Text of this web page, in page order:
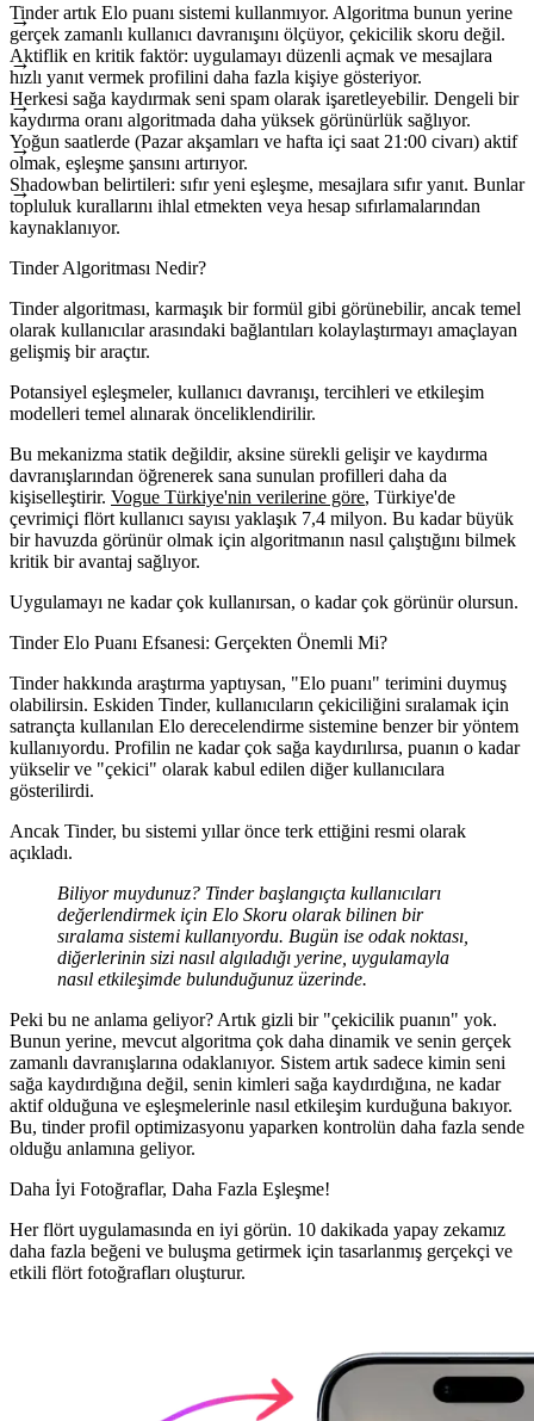
Tinder artık Elo puanı sistemi kullanmıyor. Algoritma bunun yerine
gerçek zamanlı kullanıcı davranışını ölçüyor, çekicilik skoru değil.
Aktiflik en kritik faktör: uygulamayı düzenli açmak ve mesajlara
hızlı yanıt vermek profilini daha fazla kişiye gösteriyor.
Herkesi sağa kaydırmak seni spam olarak işaretleyebilir. Dengeli bir
kaydırma oranı algoritmada daha yüksek görünürlük sağlıyor.
Yoğun saatlerde (Pazar akşamları ve hafta içi saat 21:00 civarı) aktif
olmak, eşleşme şansını artırıyor.
Shadowban belirtileri: sıfır yeni eşleşme, mesajlara sıfır yanıt. Bunlar
topluluk kurallarını ihlal etmekten veya hesap sıfırlamalarından
kaynaklanıyor.
Tinder Algoritması Nedir?
Tinder algoritması, karmaşık bir formül gibi görünebilir, ancak temel
olarak kullanıcılar arasındaki bağlantıları kolaylaştırmayı amaçlayan
gelişmiş bir araçtır.
Potansiyel eşleşmeler, kullanıcı davranışı, tercihleri ve etkileşim
modelleri temel alınarak önceliklendirilir.
Bu mekanizma statik değildir, aksine sürekli gelişir ve kaydırma
davranışlarından öğrenerek sana sunulan profilleri daha da
kişiselleştirir. Vogue Türkiye'nin verilerine göre, Türkiye'de
çevrimiçi flört kullanıcı sayısı yaklaşık 7,4 milyon. Bu kadar büyük
bir havuzda görünür olmak için algoritmanın nasıl çalıştığını bilmek
kritik bir avantaj sağlıyor.
Uygulamayı ne kadar çok kullanırsan, o kadar çok görünür olursun.
Tinder Elo Puanı Efsanesi: Gerçekten Önemli Mi?
Tinder hakkında araştırma yaptıysan, "Elo puanı" terimini duymuş
olabilirsin. Eskiden Tinder, kullanıcıların çekiciliğini sıralamak için
satrançta kullanılan Elo derecelendirme sistemine benzer bir yöntem
kullanıyordu. Profilin ne kadar çok sağa kaydırılırsa, puanın o kadar
yükselir ve "çekici" olarak kabul edilen diğer kullanıcılara
gösterilirdi.
Ancak Tinder, bu sistemi yıllar önce terk ettiğini resmi olarak
açıkladı.
Biliyor muydunuz? Tinder başlangıçta kullanıcıları
değerlendirmek için Elo Skoru olarak bilinen bir
sıralama sistemi kullanıyordu. Bugün ise odak noktası,
diğerlerinin sizi nasıl algıladığı yerine, uygulamayla
nasıl etkileşimde bulunduğunuz üzerinde.
Peki bu ne anlama geliyor? Artık gizli bir "çekicilik puanın" yok.
Bunun yerine, mevcut algoritma çok daha dinamik ve senin gerçek
zamanlı davranışlarına odaklanıyor. Sistem artık sadece kimin seni
sağa kaydırdığına değil, senin kimleri sağa kaydırdığına, ne kadar
aktif olduğuna ve eşleşmelerinle nasıl etkileşim kurduğuna bakıyor.
Bu, tinder profil optimizasyonu yaparken kontrolün daha fazla sende
olduğu anlamına geliyor.
Daha İyi Fotoğraflar, Daha Fazla Eşleşme!
Her flört uygulamasında en iyi görün. 10 dakikada yapay zekamız
daha fazla beğeni ve buluşma getirmek için tasarlanmış gerçekçi ve
etkili flört fotoğrafları oluşturur.